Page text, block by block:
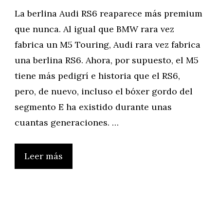
La berlina Audi RS6 reaparece más premium
que nunca. Al igual que BMW rara vez
fabrica un M5 Touring, Audi rara vez fabrica
una berlina RS6. Ahora, por supuesto, el M5
tiene más pedigrí e historia que el RS6,
pero, de nuevo, incluso el bóxer gordo del
segmento E ha existido durante unas
cuantas generaciones. …
Leer más